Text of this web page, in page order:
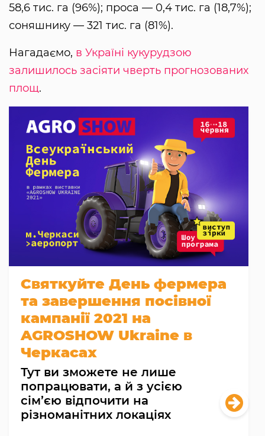
58,6 тис. га (96%); проса — 0,4 тис. га (18,7%);
соняшнику — 321 тис. га (81%).
Нагадаємо, в Україні кукурудзою
залишилось засіяти чверть прогнозованих
площ.
Святкуйте День фермера
та завершення посівної
кампанії 2021 на
AGROSHOW Ukraine в
Черкасах
Тут ви зможете не лише
попрацювати, а й з усією
сім’єю відпочити на
різноманітних локаціях